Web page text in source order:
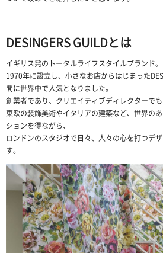
DESINGERS GUILDとは
イギリス発のトータルライフスタイルブランド。
1970年に設立し、小さなお店からはじまった
間に世界中で人気となりました。
創業者であり、クリエイティブディレクターでも
東欧の装飾美術やイタリアの建築など、世界の
ションを得ながら、
ロンドンのスタジオで日々、人々の心を打つデ
す。